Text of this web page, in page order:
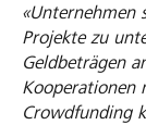
«Unternehmen
Projekte zu
Geldbeträgen
Kooperationen
Crowdfunding